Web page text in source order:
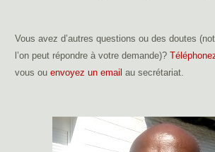
Vous avez d’autres questions ou des doutes
l’on peut répondre à votre demande)?
vous ouenvoyez un email au secrétariat.